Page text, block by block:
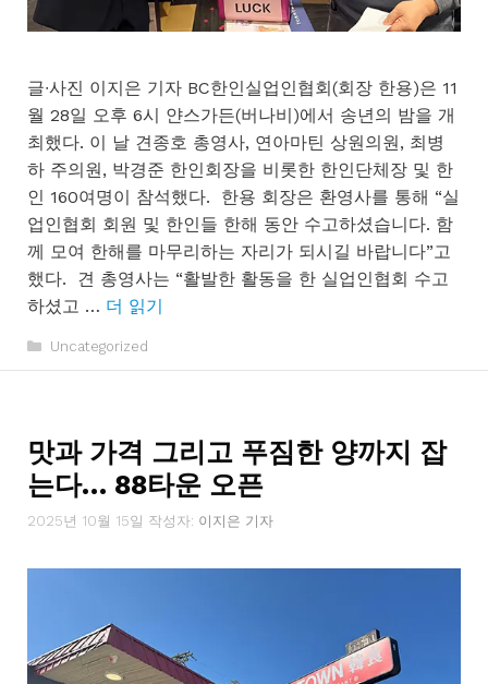
글∙사진 이지은 기자 BC한인실업인협회(회장 한용)은 11
월 28일 오후 6시 얀스가든(버나비)에서 송년의 밤을 개
최했다. 이 날 견종호 총영사, 연아마틴 상원의원, 최병
하 주의원, 박경준 한인회장을 비롯한 한인단체장 및 한
인 160여명이 참석했다. 한용 회장은 환영사를 통해 “실
업인협회 회원 및 한인들 한해 동안 수고하셨습니다. 함
께 모여 한해를 마무리하는 자리가 되시길 바랍니다”고
했다. 견 총영사는 “활발한 활동을 한 실업인협회 수고
하셨고 … 더 읽기
카
Uncategorized
맛과 가격 그리고 푸짐한 양까지 잡
는다… 88타운 오픈
2025년 10월 15일 작성자: 이지은 기자